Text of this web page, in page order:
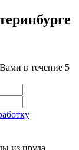
в течение 5
из пруда